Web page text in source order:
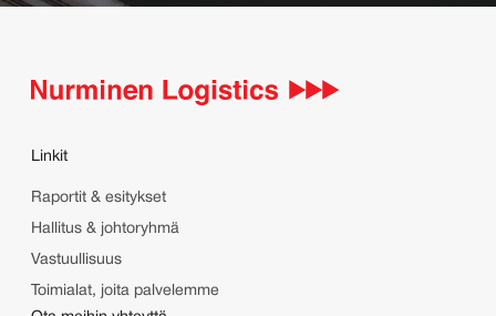
Linkit
Raportit & esitykset
Hallitus & johtoryhmä
Vastuullisuus
Toimialat, joita palvelemme